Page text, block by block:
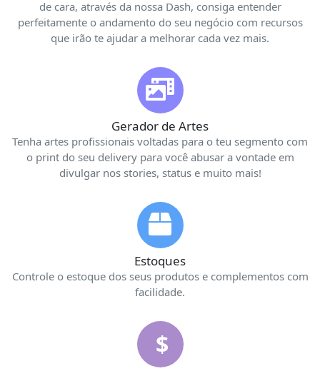
de cara, através da nossa Dash, consiga entender
perfeitamente o andamento do seu negócio com recursos
que irão te ajudar a melhorar cada vez mais.
Gerador de Artes
Tenha artes profissionais voltadas para o teu segmento com
o print do seu delivery para você abusar a vontade em
divulgar nos stories, status e muito mais!
Estoques
Controle o estoque dos seus produtos e complementos com
facilidade.
$